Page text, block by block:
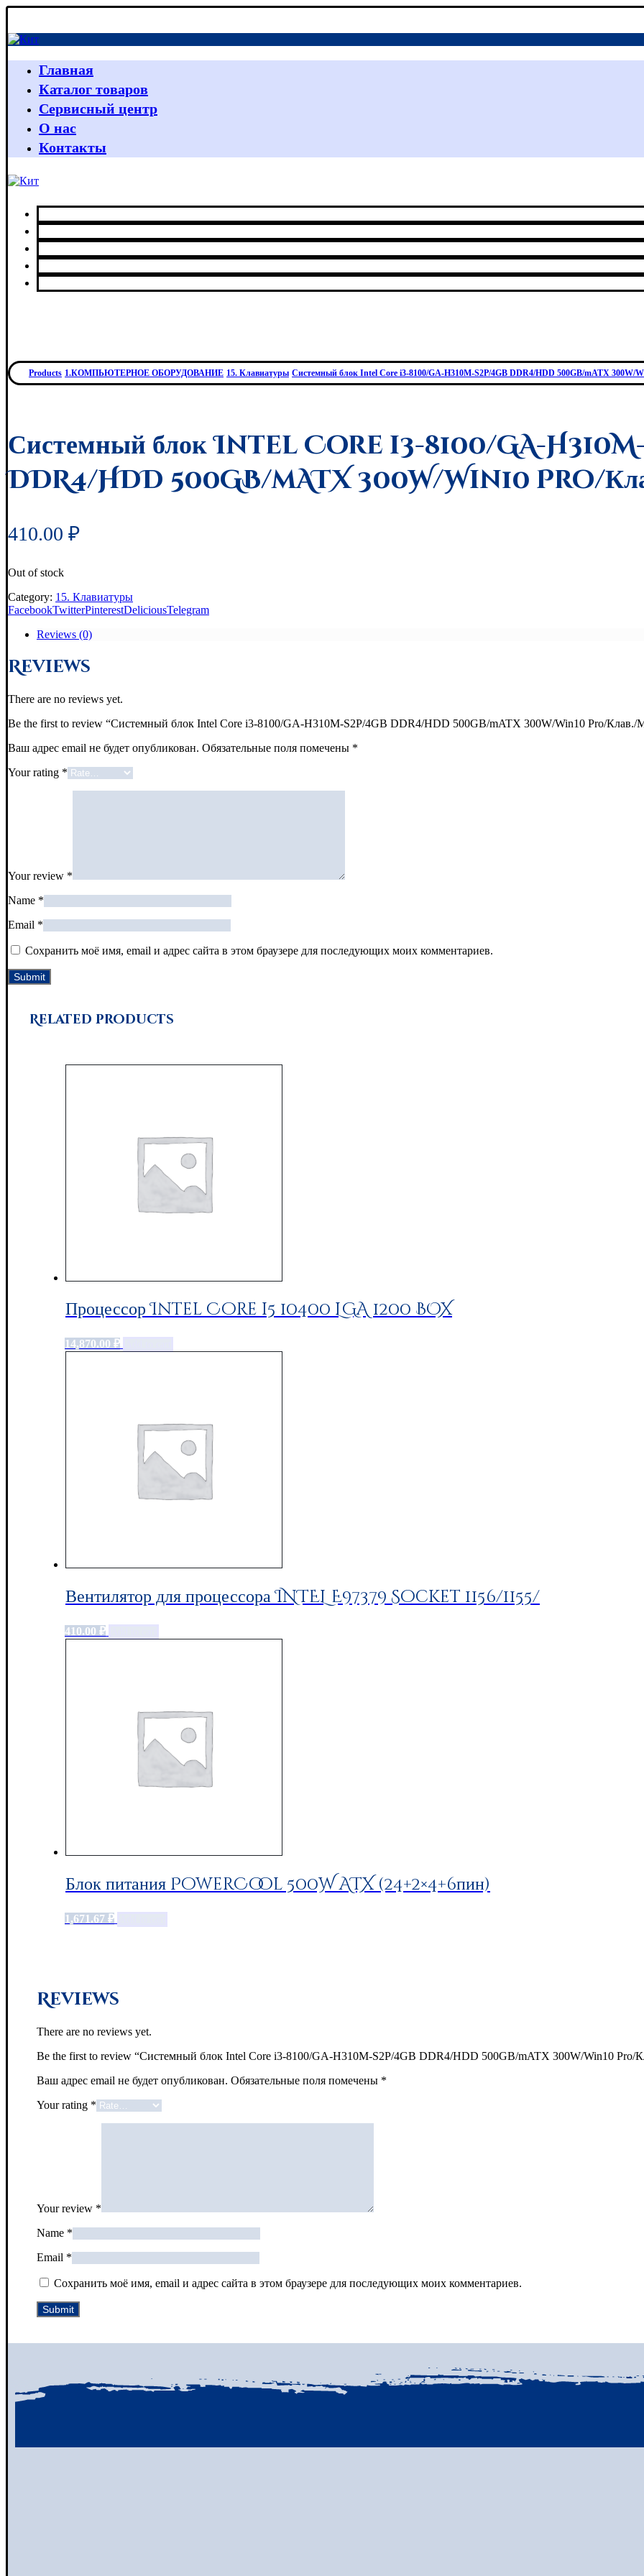
Главная
Каталог товаров
Сервисный центр
О нас
Контакты
Products 1.КОМПЬЮТЕРНОЕ ОБОРУДОВАНИЕ 15. Клавиатуры Системный блок Intel Core i3-8100/GA-H310M-S2P/4GB DDR4/HDD 500GB/mATX
Системный блок Intel Core i3-8100/GA-
DDR4/HDD 500GB/mATX 300W/Win10 Pro/
410.00 ₽
Out of stock
Category: 15. Клавиатуры
FacebookTwitterPinterestDeliciousTelegram
Reviews (0)
Reviews
There are no reviews yet.
Be the first to review “Системный блок Intel Core i3-8100/GA-H310M-S2P/4GB DDR4/HDD 500GB/mATX 300W/Win10 Pro/
Ваш адрес email не будет опубликован. Обязательные поля помечены *
Your rating *
Your review *
Name *
Email *
Сохранить моё имя, email и адрес сайта в этом браузере для последующих моих комментариев.
Related products
Процессор Intel Core i5 10400 LGA 1200 BOX
14,870.00 ₽
Вентилятор для процессора INTEL E97379 Socket 1156/1155/
410.00 ₽
Блок питания PowerCool 500W ATX (24+2×4+6пин)
1,671.67 ₽
Reviews
There are no reviews yet.
Be the first to review “Системный блок Intel Core i3-8100/GA-H310M-S2P/4GB DDR4/HDD 500GB/mATX 300W/Win10
Ваш адрес email не будет опубликован. Обязательные поля помечены *
Your rating *
Your review *
Name *
Email *
Сохранить моё имя, email и адрес сайта в этом браузере для последующих моих комментариев.